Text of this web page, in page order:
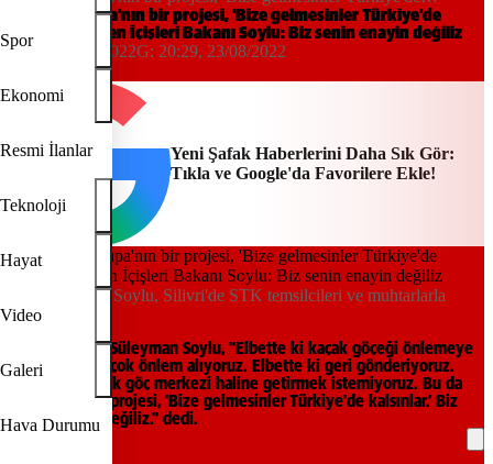
Spor
Ekonomi
Resmi İlanlar
Teknoloji
Hayat
Video
Galeri
Hava Durumu
kalsınlar" diyen İçişleri Bakanı Soylu: Biz senin enayin değiliz
"Bu da Avrupa'nın bir projesi, 'Bize gelmesinler Türkiye'de
kalsınlar" diyen İçişleri Bakanı Soylu: Biz senin enayin değiliz
20:10, 23/08/2022G: 20:29, 23/08/2022
Yeni Şafak Haberlerini Daha Sık Gör:
Tıkla ve Google'da Favorilere Ekle!
İçişleri Bakanı Soylu, Silivri'de STK temsilcileri ve muhtarlarla
buluştu.
İçişleri Bakanı Süleyman Soylu, "Elbette ki kaçak göçeği önlemeye
çalışıyoruz, birçok önlem alıyoruz. Elbette ki geri gönderiyoruz.
Burayı bir kaçak göç merkezi haline getirmek istemiyoruz. Bu da
Avrupa'nın bir projesi, 'Bize gelmesinler Türkiye'de kalsınlar.' Biz
senin enayin değiliz." dedi.